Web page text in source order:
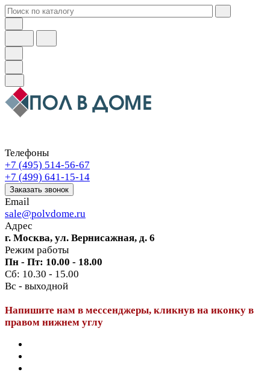
Телефоны
+7 (495) 514-56-67
+7 (499) 641-15-14
Заказать звонок
Email
sale@polvdome.ru
Адрес
г. Москва, ул. Вернисажная, д. 6
Режим работы
Пн - Пт: 10.00 - 18.00
Сб: 10.30 - 15.00
Вс - выходной
Напишите нам в мессенджеры, кликнув на иконку в
правом нижнем углу